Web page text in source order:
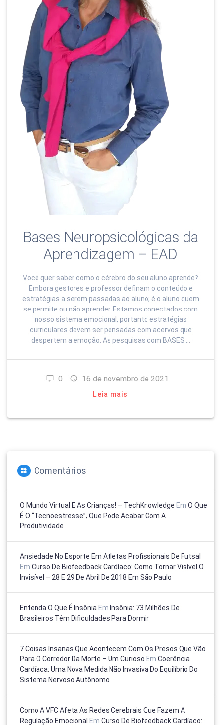
Bases Neuropsicológicas da
Aprendizagem – EAD
Você quer saber como o cérebro do seu aluno aprende?
Embora gestores e professor definam o conteúdo e
estratégias a serem passadas ao aluno; é o aluno quem
se permite ou não aprender. Estamos conectados com
nosso sistema emocional, portanto estratégias
curriculares devem ser pensadas com acervos que
despertem a emoção. As pesquisas com BASES …
0 16 de novembro de 2021
Leia mais
Comentários
O Mundo Virtual E As Crianças! – TechKnowledge Em O Que
É O “tecnoestresse”, Que Pode Acabar Com A
Produtividade
Ansiedade No Esporte Em Atletas Profissionais De Futsal
Em Curso De Biofeedback Cardíaco: Como Tornar Visível O
Invisível – 28 E 29 De Abril De 2018 Em São Paulo
Entenda O Que É Insônia Em Insônia: 73 Milhões De
Brasileiros Têm Dificuldades Para Dormir
7 Coisas Insanas Que Acontecem Com Os Presos Que Vão
Para O Corredor Da Morte – Um Curioso Em Coerência
Cardíaca: Uma Nova Medida Não Invasiva Do Equilíbrio Do
Sistema Nervoso Autônomo
Como A VFC Afeta As Redes Cerebrais Que Fazem A
Regulação Emocional Em Curso De Biofeedback Cardíaco: